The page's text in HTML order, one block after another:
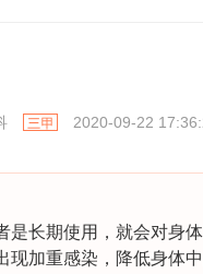
2020-09-22
是长期使用，就会对身
现加重感染，降低身体